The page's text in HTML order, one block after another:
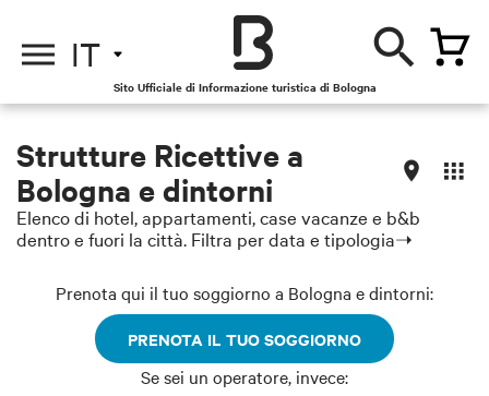
IT
Sito Ufficiale di Informazione turistica di Bologna
Strutture Ricettive a
Bologna e dintorni
Elenco di hotel, appartamenti, case vacanze e b&b
dentro e fuori la città. Filtra per data e tipologia➝
Prenota qui il tuo soggiorno a Bologna e dintorni:
PRENOTA IL TUO SOGGIORNO
Se sei un operatore, invece: